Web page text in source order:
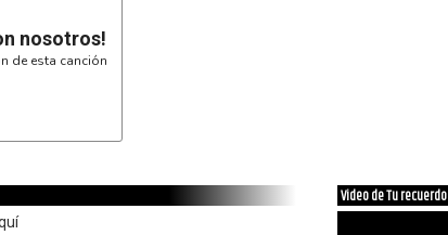
nosotros!
de esta canción
Video de Tu recuerdo